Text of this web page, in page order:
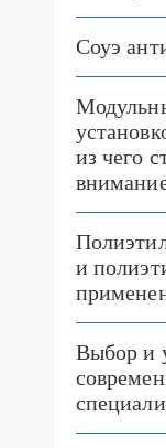
Соуэ
из чего
и
Выбор и